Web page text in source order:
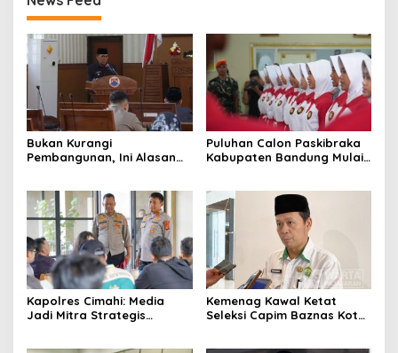
Bukan Kurangi
Pembangunan, Ini Alasan
Daerah
Puluhan Calon Paskibraka
Kabupaten Bandung Mulai
Kapolres Cimahi: Media
Jadi Mitra Strategis
Kemenag Kawal Ketat
Seleksi Capim Baznas Kota